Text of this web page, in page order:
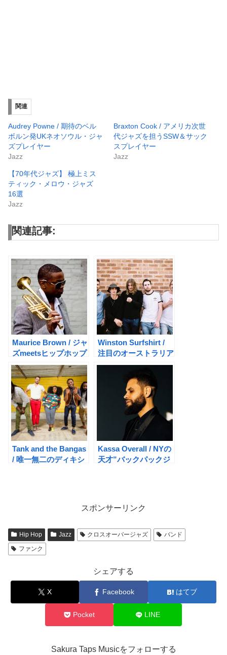
関連
Audrey Powne / 期待のベル
ボルン発UKネオソウル・ジャ
ズプレイヤー
Jazz
Braxton Cook / アメリカ次世
代ジャズを担うSSW＆サック
スプレイヤー
Jazz
【70年代ジャズ】 極上ミス
ティック・メロウ・ジャズ
16選
Jazz
関連記事:
Maurice Brown / ジャ
ズmeetsヒップホップ
の世界
Winston Surfshirt /
注目のオーストラリア
ン・ファンクバンド
Tank and the Bangas
/ 唯一無二のディキシ
Kassa Overall / NYの
天才”バックパックジ
スポンサーリンク
Hip Hop Jazz クロスオーバージャズ
バンド
ファンク
シェアする
X Facebook はてブ
Pocket LINE
Sakura Taps Musicをフォローする